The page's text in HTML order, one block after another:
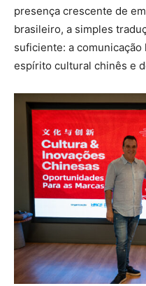
presença crescente de
brasileiro, a simples
suficiente: a
espírito cultural chinês e